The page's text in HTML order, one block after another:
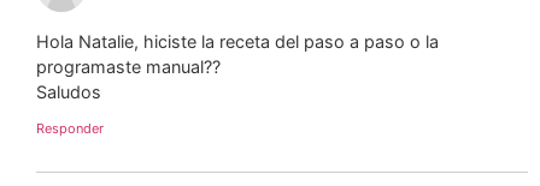
Hola Natalie, hiciste la receta del paso a paso o la
programaste manual??
Saludos
Responder